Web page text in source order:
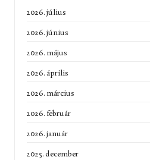
2026. július
2026. június
2026. május
2026. április
2026. március
2026. február
2026. január
2025. december